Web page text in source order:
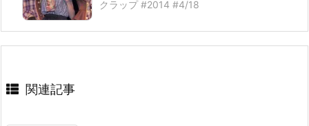
クラップ #2014 #4/18
関連記事